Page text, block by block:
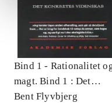
Bind 1 - Rationalitet
magt. Bind 1 : Det
konkretes videnskab
Bent Flyvbjerg